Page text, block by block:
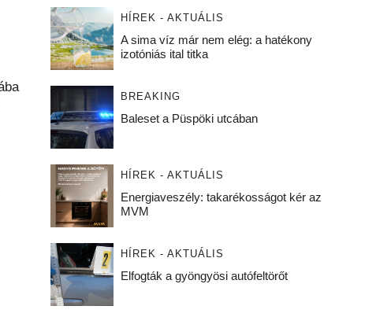
HÍREK - AKTUÁLIS
A sima víz már nem elég: a hatékony
izotóniás ital titka
BREAKING
Baleset a Püspöki utcában
HÍREK - AKTUÁLIS
Energiaveszély: takarékosságot kér az
MVM
HÍREK - AKTUÁLIS
Elfogták a gyöngyösi autófeltörőt